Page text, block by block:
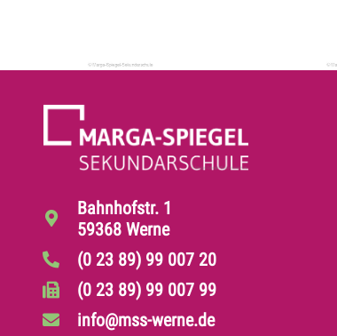
Bahnhofstr. 1
59368 Werne
(0 23 89) 99 007 20
(0 23 89) 99 007 99
info@mss-werne.de